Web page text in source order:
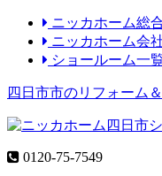
ニッカホーム総
ニッカホーム会
ショールーム一
四日市市のリフォーム
0120-75-7549